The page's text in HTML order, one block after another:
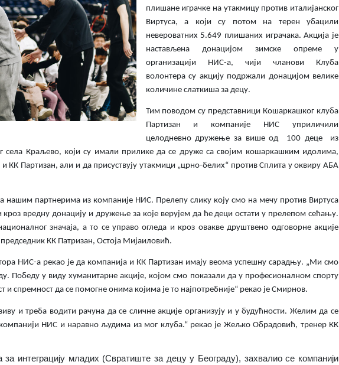
плишане играчке на утакмицу против италијанског
Виртуса, а који су потом на терен убацили
невероватних 5.649 плишаних играчака. Акција је
настављена донацијом зимске опреме у
организацији НИС-а, чији чланови Клуба
волонтера су акцију подржали донацијом велике
количине слаткиша за децу.
Тим поводом су представници Кошаркашког клуба
Партизан и компаније НИС уприличили
целодневно дружење за више од 100 деце из
села Краљево, који су имали прилике да се друже са својим кошаркашким идолима,
КК Партизан, али и да присуствују утакмици „црно-белих“ против Сплита у оквиру АБА
нашим партнерима из компаније НИС. Прелепу слику коју смо на мечу против Виртуса
кроз вредну донацију и дружење за које верујем да ће деци остати у прелепом сећању.
значаја, а то се управо огледа и кроз овакве друштвено одговорне акције
КК Патризан, Остоја Мијаиловић.
НИС-а рекао је да компанија и КК Партизан имају веома успешну сарадњу. „Ми смо
Победу у виду хуманитарне акције, којом смо показали да у професионалном спорту
и спремност да се помогне онима којима је то најпотребније“ рекао је Смирнов.
и треба водити рачуна да се сличне акције организују и у будућности. Желим да се
НИС и наравно људима из мог клуба.“ рекао је Жељко Обрадовић, тренер КК
интеграцију младих (Свратиште за децу у Београду), захвалио се компанији